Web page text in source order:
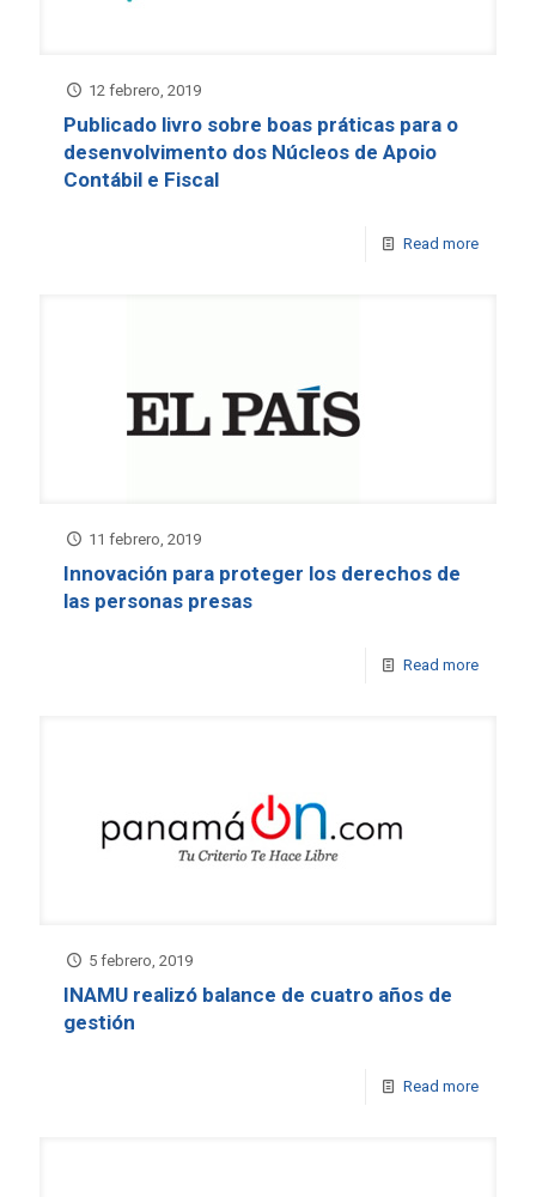
12 febrero, 2019
Publicado livro sobre boas práticas para o
desenvolvimento dos Núcleos de Apoio
Contábil e Fiscal
Read more
11 febrero, 2019
Innovación para proteger los derechos de
las personas presas
Read more
5 febrero, 2019
INAMU realizó balance de cuatro años de
gestión
Read more